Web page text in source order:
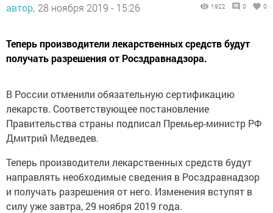
автор, 28 ноября 2019 - 15:26 1922 0 0
Теперь производители лекарственных средств будут
получать разрешения от Росздравнадзора.
В России отменили обязательную сертификацию
лекарств. Соответствующее постановление
Правительства страны подписал Премьер-министр РФ
Дмитрий Медведев.
Теперь производители лекарственных средств будут
направлять необходимые сведения в Росздравнадзор
и получать разрешения от него. Изменения вступят в
силу уже завтра, 29 ноября 2019 года.